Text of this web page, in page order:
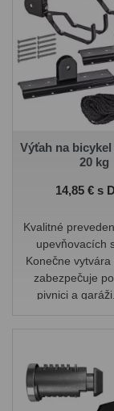
Výťah na
20 kg
Cena
14,85 € s
Kvalitné
upevňovacích
Konečne vytvára
zabezpečuje
pivnici a
námahou až po
rovnako rýchlo a
ich spustíte.